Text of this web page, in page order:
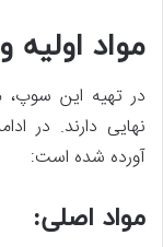
مواد
در تهیه این سوپ،
نهایی دارند. در
آورده شده است:
مواد اصلی: